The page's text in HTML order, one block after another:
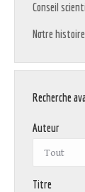
Conseil
Notre histoire
Recherche
Auteur
Titre